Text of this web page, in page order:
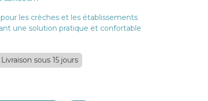
les crèches et les établissements
une solution pratique et confortable
Livraison sous 15 jours